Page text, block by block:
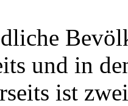
und in
ist